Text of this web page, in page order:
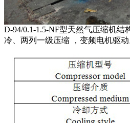
D-94/0.1-1.5-NF型天然气压缩机结
冷、两列一级压缩 ，变频电机驱动